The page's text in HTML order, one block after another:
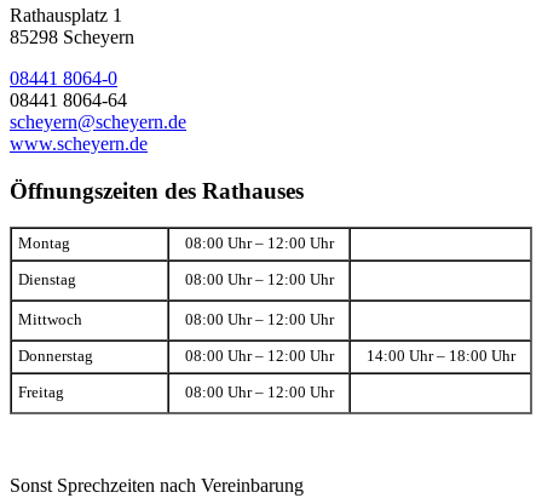
Rathausplatz 1
85298 Scheyern
08441 8064-0
08441 8064-64
scheyern@scheyern.de
www.scheyern.de
Öffnungszeiten des Rathauses
Montag 08:00 Uhr – 12:00 Uhr
Dienstag 08:00 Uhr – 12:00 Uhr
Mittwoch 08:00 Uhr – 12:00 Uhr
Donnerstag 08:00 Uhr – 12:00 Uhr 14:00 Uhr – 18:00 Uhr
Freitag 08:00 Uhr – 12:00 Uhr
Sonst Sprechzeiten nach Vereinbarung